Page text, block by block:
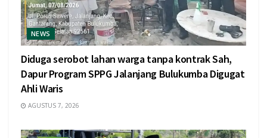
NEWS
Diduga serobot lahan warga tanpa kontrak Sah,
Dapur Program SPPG Jalanjang Bulukumba Digugat
Ahli Waris
AGUSTUS 7, 2026